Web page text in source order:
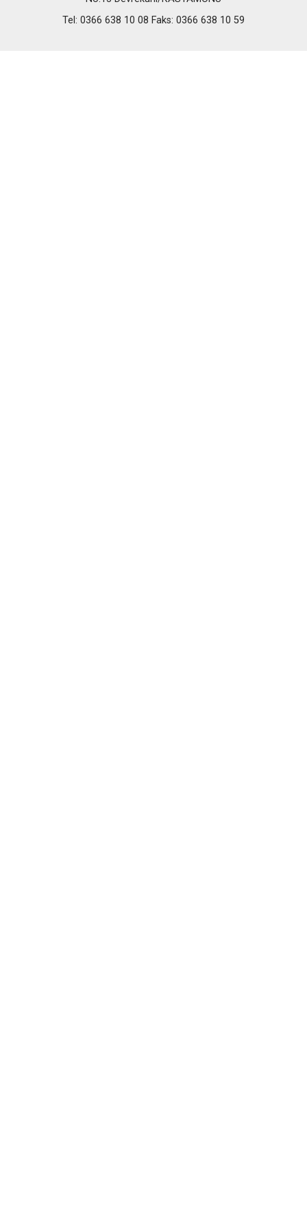
Tel: 0366 638 10 08 Faks: 0366 638 10 59